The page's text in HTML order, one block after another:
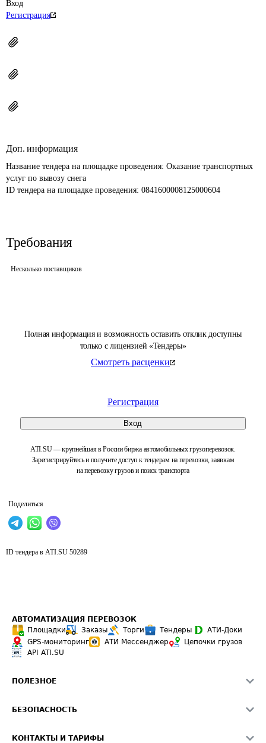
Полная информация и возможность оставить отклик доступны
только с лицензией «Тендеры»
Смотреть расценки
Регистрация
Вход
ATI.SU — крупнейшая в России биржа автомобильных грузоперевозок.
Зарегистрируйтесь и получите доступ к тендерам на перевозки, заявкам
на перевозку грузов и поиск транспорта
Поделиться
Вход
Регистрация
Доп. информация
Название тендера на площадке проведения: Оказание транспортных
услуг по вывозу снега
ID тендера на площадке проведения: 0841600008125000604
Требования
Несколько поставщиков
ID тендера в ATI.SU 50289
АВТОМАТИЗАЦИЯ ПЕРЕВОЗОК
Площадки
Заказы Торги Тендеры
АТИ-Доки
GPS-мониторинг
АТИ Мессенджер
Цепочки грузов
API ATI.SU
ПОЛЕЗНОЕ
Звезды ATI.SU на вашем сайте
БЕЗОПАСНОСТЬ
КОНТАКТЫ И ТАРИФЫ